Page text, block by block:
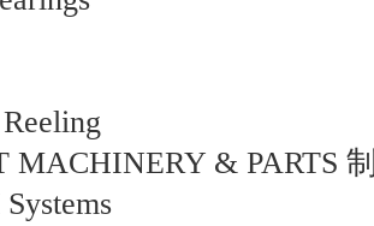
MACHINERY & PARTS